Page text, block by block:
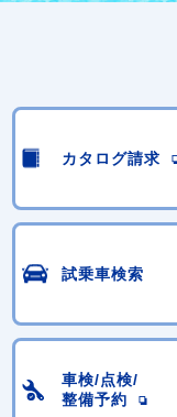
カタログ請求
試乗車検索
車検/点検/
整備予約